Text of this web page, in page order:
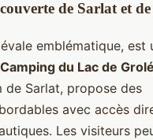
de Sarlat et de
emblématique, est
Camping du Lac de
de Sarlat, propose des
avec accès
Les visiteurs